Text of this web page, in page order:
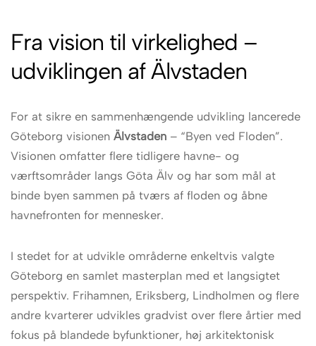
Fra vision til virkelighed –
udviklingen af Älvstaden
For at sikre en sammenhængende udvikling lancerede
Göteborg visionen Älvstaden – “Byen ved Floden”.
Visionen omfatter flere tidligere havne- og
værftsområder langs Göta Älv og har som mål at
binde byen sammen på tværs af floden og åbne
havnefronten for mennesker.
I stedet for at udvikle områderne enkeltvis valgte
Göteborg en samlet masterplan med et langsigtet
perspektiv. Frihamnen, Eriksberg, Lindholmen og flere
andre kvarterer udvikles gradvist over flere årtier med
fokus på blandede byfunktioner, høj arkitektonisk